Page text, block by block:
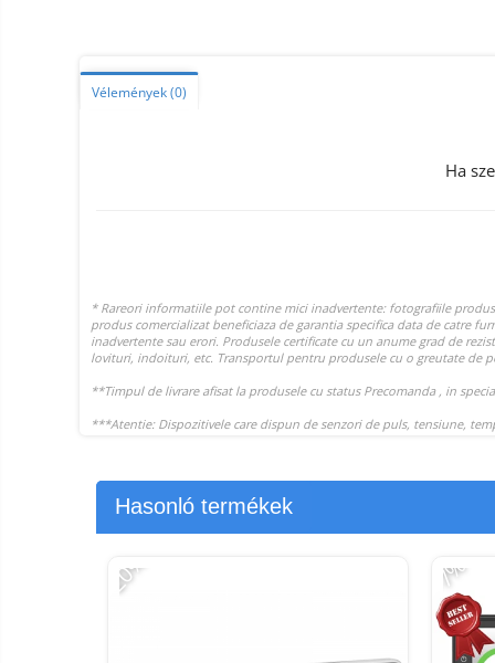
Gadgets tartozék
Vonalkód olvasók
Hordozható elektromos
állomások és napelemek
Napelemek
termékek
Vélemények(0)
Ha
Hasonló termékek
-20% -7%